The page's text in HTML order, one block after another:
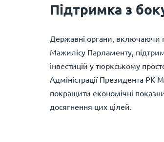
Підтримка з
Державні органи, включаючи
Мажилісу Парламенту,
інвестицій у тюркському
Адміністрації Президента
покращити економічні
досягнення цих цілей.